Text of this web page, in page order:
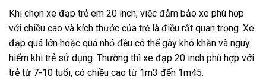
Khi chọn xe đạp trẻ em 20 inch, việc đảm bảo xe phù hợp
với chiều cao và kích thước của trẻ là điều rất quan trọng. Xe
đạp quá lớn hoặc quá nhỏ đều có thể gây khó khăn và nguy
hiểm khi trẻ sử dụng. Thường thì xe đạp 20 inch phù hợp với
trẻ từ 7-10 tuổi, có chiều cao từ 1m3 đến 1m45.